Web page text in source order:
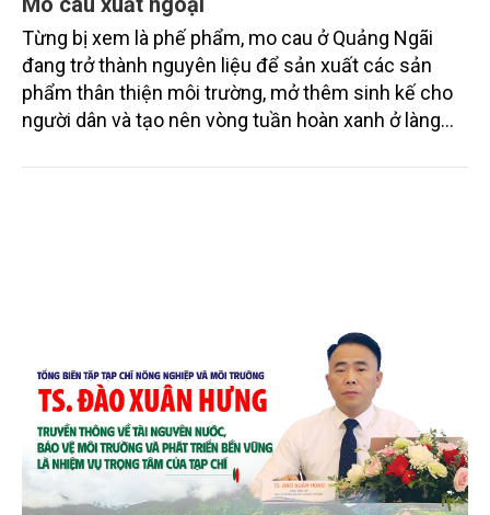
Từng bị xem là phế phẩm, mo cau ở Quảng Ngãi
đang trở thành nguyên liệu để sản xuất các sản
phẩm thân thiện môi trường, mở thêm sinh kế cho
người dân và tạo nên vòng tuần hoàn xanh ở làng
chén, dĩa... từ mo cau đã được thị trường trong nước